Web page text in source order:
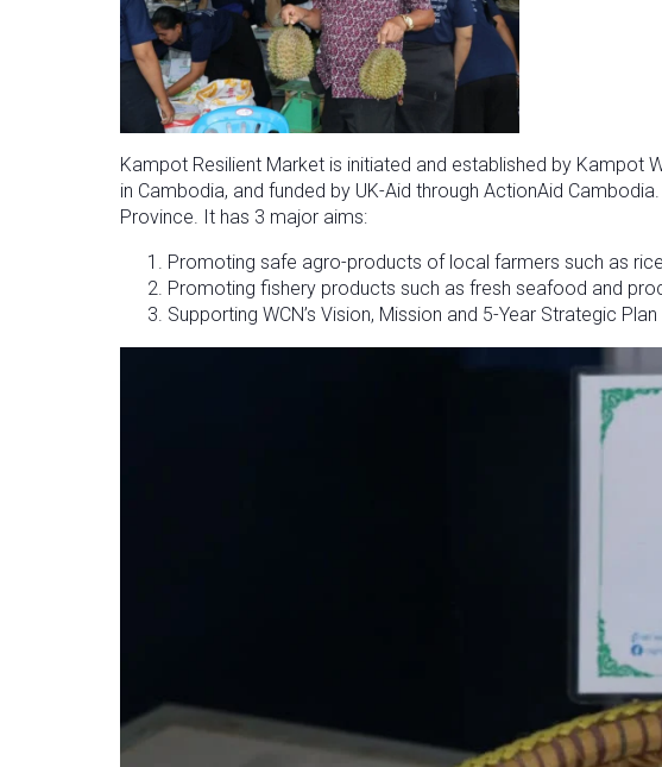
Kampot Resilient Market is initiated and established by Kampot
in Cambodia, and funded by UK-Aid through ActionAid
Province. It has 3 major aims:
Promoting safe agro-products of local farmers such as
Promoting fishery products such as fresh seafood and
Supporting WCN’s Vision, Mission and 5-Year Strategic